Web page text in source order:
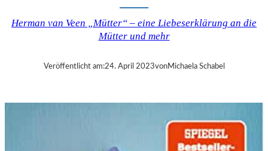
Herman van Veen „Mütter“ – eine Liebeserklärung an die
Mütter und mehr
Veröffentlicht am:24. April 2023vonMichaela Schabel